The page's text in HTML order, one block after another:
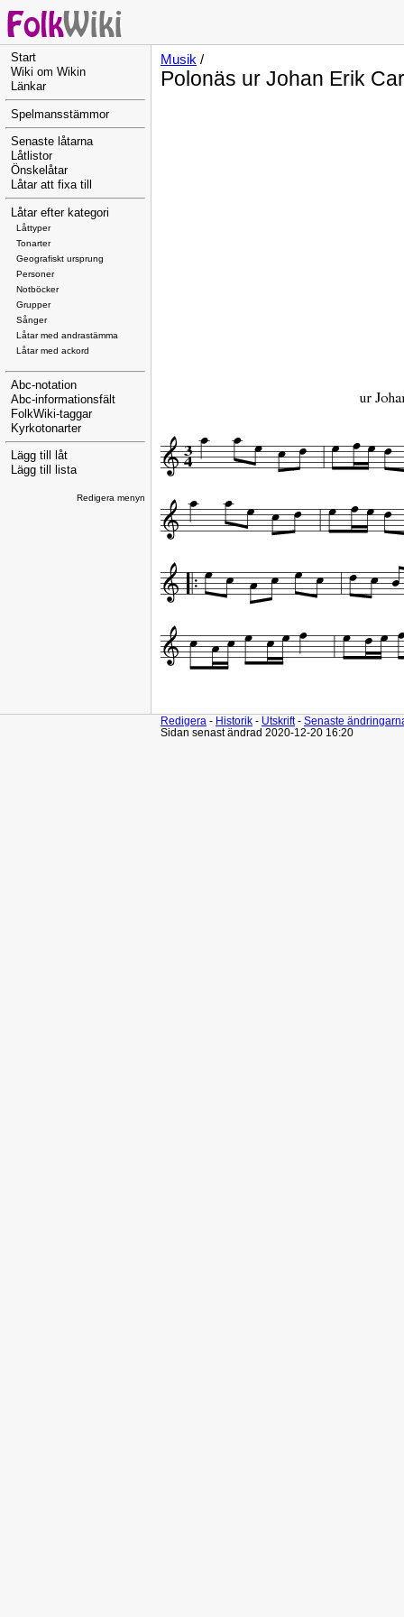
Start
Wiki om Wikin
Länkar
Spelmansstämmor
Senaste låtarna
Låtlistor
Önskelåtar
Låtar att fixa till
Låtar efter kategori
Låttyper
Tonarter
Geografiskt ursprung
Personer
Notböcker
Grupper
Sånger
Låtar med andrastämma
Låtar med ackord
Abc-notation
Abc-informationsfält
FolkWiki-taggar
Kyrkotonarter
Lägg till låt
Lägg till lista
Redigera menyn
Musik /
Polonäs ur Johan Erik
Redigera - Historik - Utskrift- Senaste
Sidan senast ändrad 2020-12-20 16:20